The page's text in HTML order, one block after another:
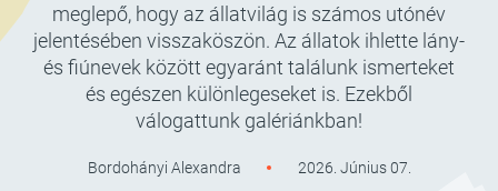
meglepő, hogy az állatvilág is számos utónév
jelentésében visszaköszön. Az állatok ihlette lány-
és fiúnevek között egyaránt találunk ismerteket
és egészen különlegeseket is. Ezekből
válogattunk galériánkban!
Bordohányi Alexandra 2026. Június 07.